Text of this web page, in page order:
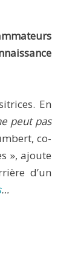
En
peut pas
co-
», ajoute
d’un
…